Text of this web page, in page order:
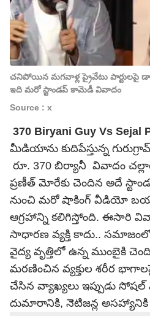
చనిపోయిన మగవాళ్ల ప్రైవేటు పార్టులపై
ఇది మరో స్టాండప్ కామెడీ వివాదం
Source : x
370 Biryani Guy Vs Sejal
మీడియాను కుదిపేస్తున్న
రూ. 370 బిర్యానీ వివాదం
ప్రణీత్ మోరేకు చెందిన అదే
నుంచి మరో షాకింగ్ వీడియో
ఆగ్రహాన్ని కలిగిస్తోంది. ఈసారి
సాధారణ వ్యక్తి కాదు..
వైద్య వృత్తిలో ఉన్న ముంబైకి
మరణించిన వ్యక్తుల శరీర
చేసిన వ్యాఖ్యలు ఇప్పుడు
దుమారానికి, నెెటిజన్ల